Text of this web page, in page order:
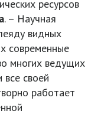
ресурсов
. – Научная
видных
современные
многих ведущих
своей
работает